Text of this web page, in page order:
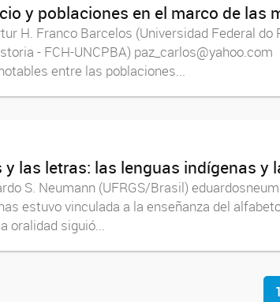
y poblaciones en el marco de las
H. Franco Barcelos (Universidad Federal
- FCH-UNCPBA)
entre las poblaciones...
y las letras: las lenguas indígenas
S. Neumann (UFRGS/Brasil)
estuvo vinculada a la enseñanza del
oralidad siguió...
1